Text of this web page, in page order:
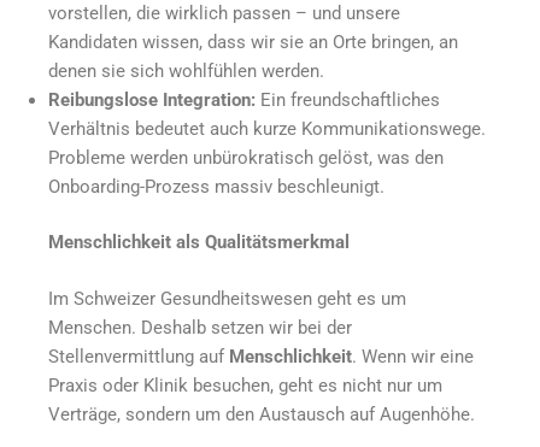
vorstellen, die wirklich passen – und unsere
Kandidaten wissen, dass wir sie an Orte bringen, an
denen sie sich wohlfühlen werden.
Reibungslose Integration: Ein freundschaftliches
Verhältnis bedeutet auch kurze Kommunikationswege.
Probleme werden unbürokratisch gelöst, was den
Onboarding-Prozess massiv beschleunigt.
Menschlichkeit als Qualitätsmerkmal
Im Schweizer Gesundheitswesen geht es um
Menschen. Deshalb setzen wir bei der
Stellenvermittlung auf Menschlichkeit. Wenn wir eine
Praxis oder Klinik besuchen, geht es nicht nur um
Verträge, sondern um den Austausch auf Augenhöhe.